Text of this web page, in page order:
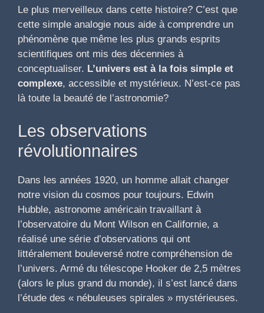
Le plus merveilleux dans cette histoire? C’est que
cette simple analogie nous aide à comprendre un
phénomène que même les plus grands esprits
scientifiques ont mis des décennies à
conceptualiser. L’univers est à la fois simple et
complexe, accessible et mystérieux. N’est-ce pas
là toute la beauté de l’astronomie?
Les observations
révolutionnaires
Dans les années 1920, un homme allait changer
notre vision du cosmos pour toujours. Edwin
Hubble, astronome américain travaillant à
l’observatoire du Mont Wilson en Californie, a
réalisé une série d’observations qui ont
littéralement bouleversé notre compréhension de
l’univers. Armé du télescope Hooker de 2,5 mètres
(alors le plus grand du monde), il s’est lancé dans
l’étude des « nébuleuses spirales » mystérieuses.